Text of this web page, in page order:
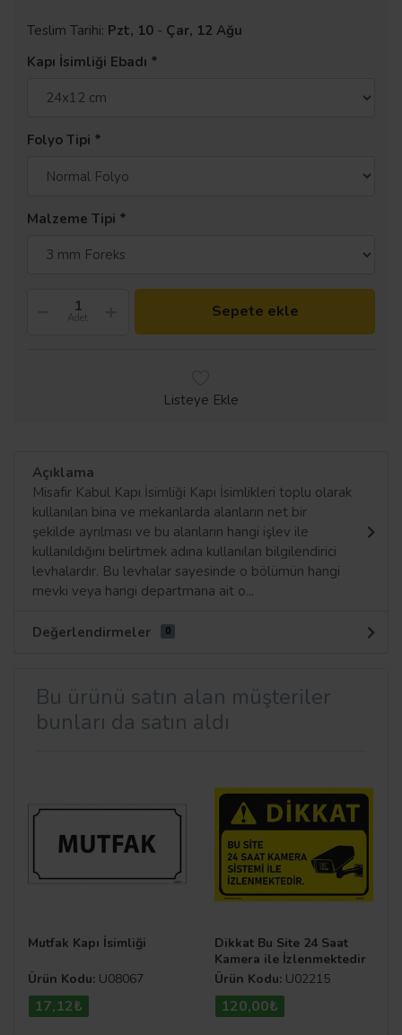
Teslim Tarihi: Pzt, 10 - Çar, 12 Ağu
Kapı İsimliği Ebadı
Folyo Tipi
Malzeme Tipi
Adet Sepete ekle
Listeye Ekle
Açıklama
Misafir Kabul Kapı İsimliği Kapı İsimlikleri toplu olarak
kullanılan bina ve mekanlarda alanların net bir
şekilde ayrılması ve bu alanların hangi işlev ile
kullanıldığını belirtmek adına kullanılan bilgilendirici
levhalardır. Bu levhalar sayesinde o bölümün hangi
mevki veya hangi departmana ait o...
Değerlendirmeler 0
Bu ürünü satın alan müşteriler
bunları da satın aldı
Mutfak Kapı İsimliği
Ürün Kodu: U08067
17,12₺
Dikkat Bu Site 24 Saat
Kamera ile İzlenmektedir
Uyarı Levhası
Ürün Kodu: U02215
120,00₺